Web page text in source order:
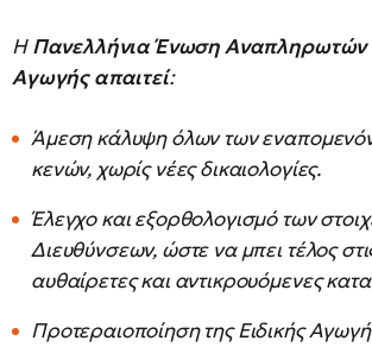
ΗΠανελλήνια Ένωση Αναπληρωτών
Αγωγής απαιτεί:
Άμεση κάλυψη όλων των
κενών, χωρίς νέες δικαιολογίες.
Έλεγχο και εξορθολογισμό των
Διευθύνσεων, ώστε να μπει τέλος
αυθαίρετες και αντικρουόμενες
Προτεραιοποίηση της Ειδικής